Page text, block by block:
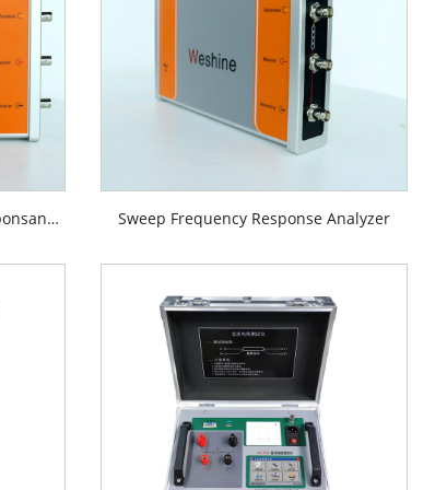
Testutstyr for sveipefrekvensresponsanalyse Sweep Frequency Response Analyzer